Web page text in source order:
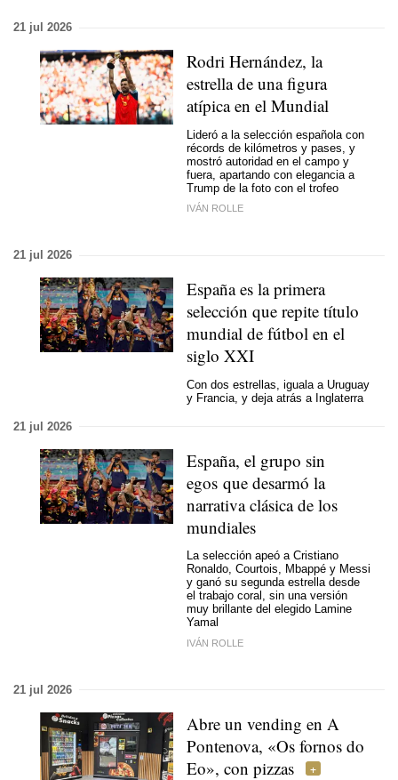
21 jul 2026
Rodri Hernández, la
estrella de una figura
atípica en el Mundial
Lideró a la selección española con
récords de kilómetros y pases, y
mostró autoridad en el campo y
fuera, apartando con elegancia a
Trump de la foto con el trofeo
IVÁN ROLLE
21 jul 2026
España es la primera
selección que repite título
mundial de fútbol en el
siglo XXI
Con dos estrellas, iguala a Uruguay
y Francia, y deja atrás a Inglaterra
21 jul 2026
España, el grupo sin
egos que desarmó la
narrativa clásica de los
mundiales
La selección apeó a Cristiano
Ronaldo, Courtois, Mbappé y Messi
y ganó su segunda estrelladesde
el trabajo coral, sin una versión
muy brillante del elegido Lamine
Yamal
IVÁN ROLLE
21 jul 2026
Abre un vending en A
Pontenova, «Os fornos do
Eo», con pizzas